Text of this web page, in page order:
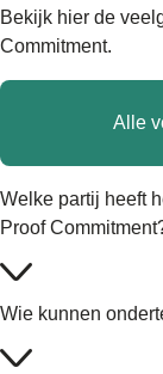
Bekijk hier de
Commitment.
Alle
Welke partij heeft
Proof
Wie kunnen